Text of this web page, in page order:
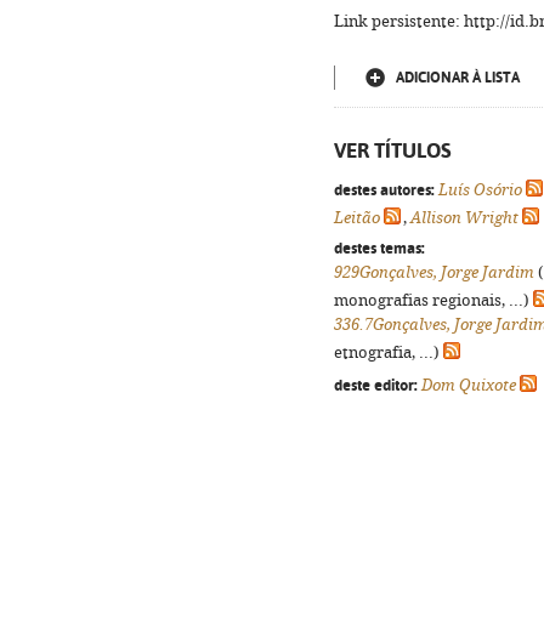
Link persistente: http://
ADICIONAR À LISTA
VER TÍTULOS
destes autores: Luís Osório
Leitão
,Allison Wright
destes temas:
929Gonçalves, Jorge Jardim
monografias regionais, ...)
336.7Gonçalves, Jorge
etnografia, ...)
deste editor: Dom Quixote